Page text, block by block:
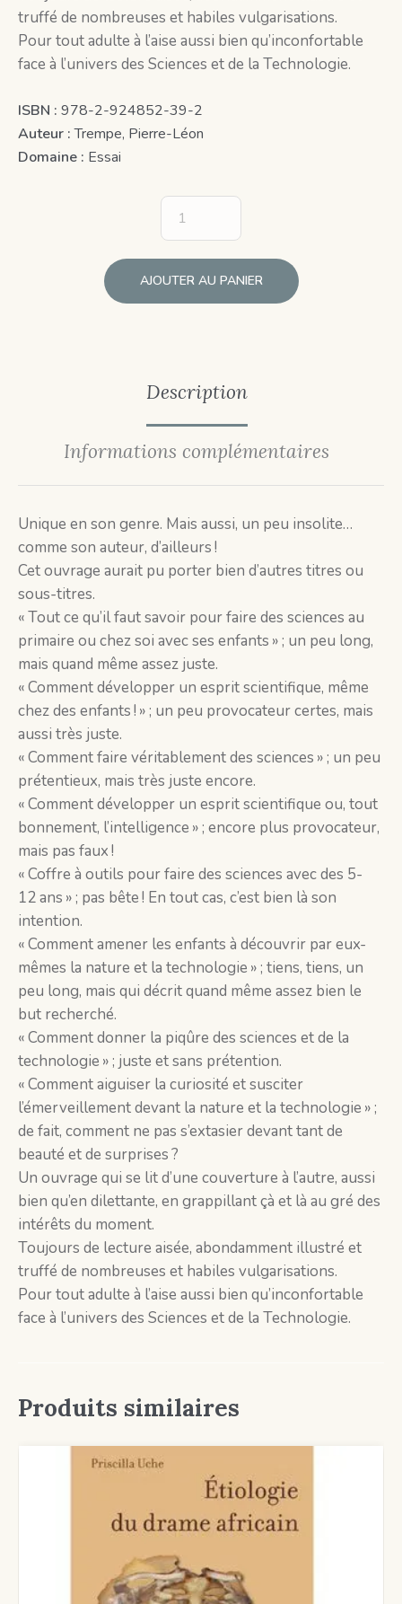
truffé de nombreuses et habiles vulgarisations.
Pour tout adulte à l’aise aussi bien qu’inconfortable
face à l’univers des Sciences et de la Technologie.
ISBN : 978-2-924852-39-2
Auteur :Trempe, Pierre-Léon
Domaine : Essai
AJOUTER AU PANIER
Description
Informations complémentaires
Unique en son genre. Mais aussi, un peu insolite…
comme son auteur, d’ailleurs !
Cet ouvrage aurait pu porter bien d’autres titres ou
sous-titres.
« Tout ce qu’il faut savoir pour faire des sciences au
primaire ou chez soi avec ses enfants » ; un peu long,
mais quand même assez juste.
« Comment développer un esprit scientifique, même
chez des enfants ! » ; un peu provocateur certes, mais
aussi très juste.
« Comment faire véritablement des sciences » ; un peu
prétentieux, mais très juste encore.
« Comment développer un esprit scientifique ou, tout
bonnement, l’intelligence » ; encore plus provocateur,
mais pas faux !
« Coffre à outils pour faire des sciences avec des 5-
12 ans » ; pas bête ! En tout cas, c’est bien là son
intention.
« Comment amener les enfants à découvrir par eux-
mêmes la nature et la technologie » ; tiens, tiens, un
peu long, mais qui décrit quand même assez bien le
but recherché.
« Comment donner la piqûre des sciences et de la
technologie » ; juste et sans prétention.
« Comment aiguiser la curiosité et susciter
l’émerveillement devant la nature et la technologie » ;
de fait, comment ne pas s’extasier devant tant de
beauté et de surprises ?
Un ouvrage qui se lit d’une couverture à l’autre, aussi
bien qu’en dilettante, en grappillant çà et là au gré des
intérêts du moment.
Toujours de lecture aisée, abondamment illustré et
truffé de nombreuses et habiles vulgarisations.
Pour tout adulte à l’aise aussi bien qu’inconfortable
face à l’univers des Sciences et de la Technologie.
Produits similaires